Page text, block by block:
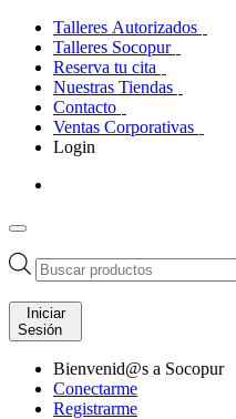
Talleres Autorizados
Talleres Socopur
Reserva tu cita
Nuestras Tiendas
Contacto
Ventas Corporativas
Login
Búsqueda
de
productos
Iniciar
Sesión
Bienvenid@s a Socopur
Conectarme
Registrarme